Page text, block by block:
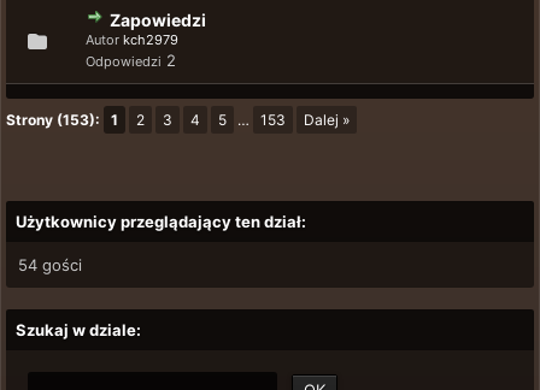
Zapowiedzi
Autor kch2979
Odpowiedzi 2
Strony (153): 1 2 3 4 5 … 153 Dalej »
Użytkownicy przeglądający ten dział:
54 gości
Szukaj w dziale: